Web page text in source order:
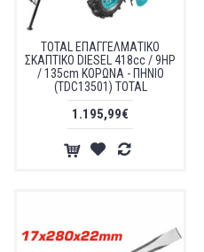
TOTAL ΕΠΑΓΓΕΛΜΑΤΙΚΟ
ΣΚΑΠΤΙΚΟ DIESEL 418cc / 9HP
/ 135cm ΚΟΡΩΝΑ - ΠΗΝΙΟ
(TDC13501) TOTAL
1.195,99€